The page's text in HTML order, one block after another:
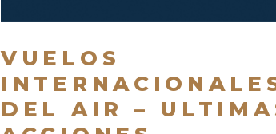
VUELOS
DEL AIR –